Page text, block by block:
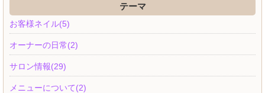
テーマ
お客様ネイル(5)
オーナーの日常(2)
サロン情報(29)
メニューについて(2)